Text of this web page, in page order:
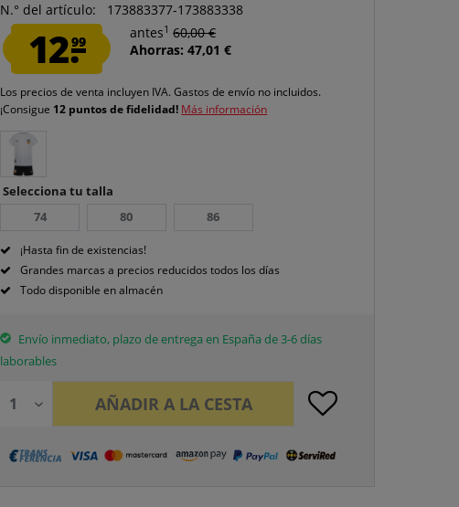
N.° del artículo:
173883377-173883338
12.99
antes1 60,00 €
Ahorras: 47,01 €
Los precios de venta incluyen IVA.Gastos de envío no incluidos.
¡Consigue 12 puntos de fidelidad! Más información
Selecciona tu talla
74
80 86
¡Hasta fin de existencias!
Grandes marcas a precios reducidos todos los días
Todo disponible en almacén
Envío inmediato, plazo de entrega en España de 3-6 días
laborables
AÑADIR A LA CESTA